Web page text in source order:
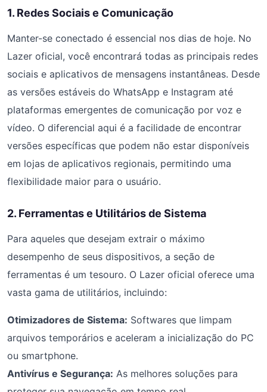
1. Redes Sociais e Comunicação
Manter-se conectado é essencial nos dias de hoje. No
Lazer oficial, você encontrará todas as principais redes
sociais e aplicativos de mensagens instantâneas. Desde
as versões estáveis do WhatsApp e Instagram até
plataformas emergentes de comunicação por voz e
vídeo. O diferencial aqui é a facilidade de encontrar
versões específicas que podem não estar disponíveis
em lojas de aplicativos regionais, permitindo uma
flexibilidade maior para o usuário.
2. Ferramentas e Utilitários de Sistema
Para aqueles que desejam extrair o máximo
desempenho de seus dispositivos, a seção de
ferramentas é um tesouro. O Lazer oficial oferece uma
vasta gama de utilitários, incluindo:
Otimizadores de Sistema: Softwares que limpam
arquivos temporários e aceleram a inicialização do PC
ou smartphone.
Antivírus e Segurança: As melhores soluções para